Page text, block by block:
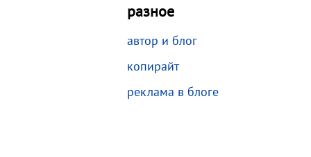
разное
автор и блог
копирайт
реклама в блоге